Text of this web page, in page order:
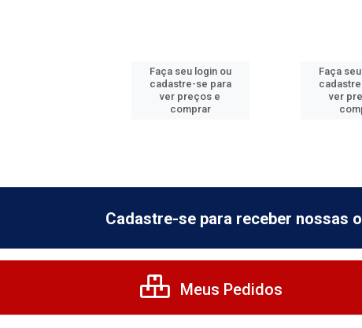
Faça seu login ou
cadastre-se para
ver preços e
comprar
Faça
ver
Cadastre-se para receber nossas
Meus Pedidos